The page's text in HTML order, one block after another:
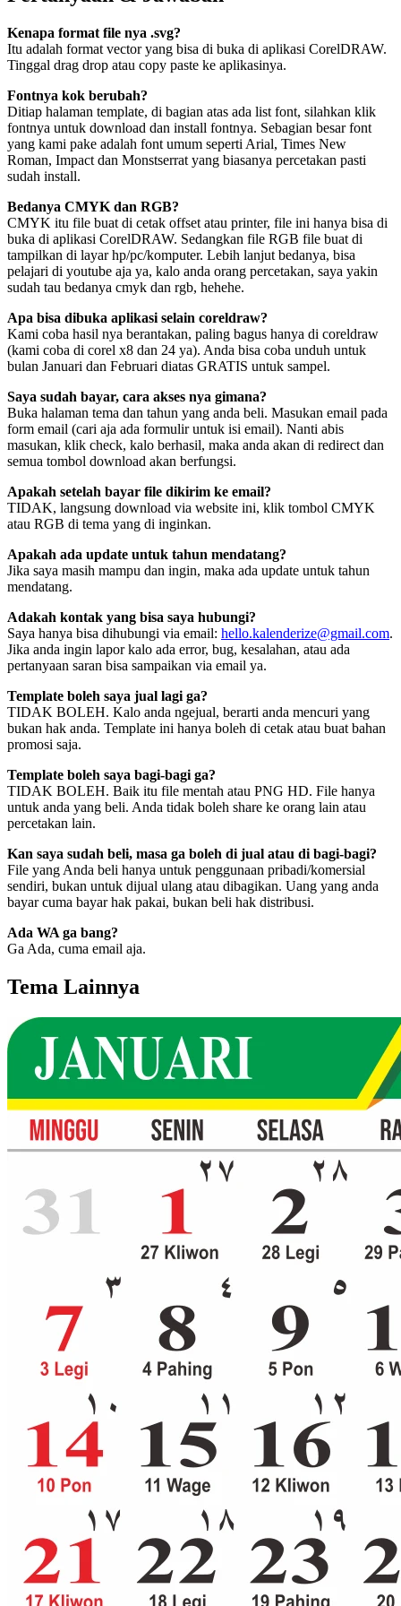
Kenapa format file nya .svg?
Itu adalah format vector yang bisa di buka di aplikasi CorelDRAW.
Tinggal drag drop atau copy paste ke aplikasinya.
Fontnya kok berubah?
Ditiap halaman template, di bagian atas ada list font, silahkan klik
fontnya untuk download dan install fontnya. Sebagian besar font
yang kami pake adalah font umum seperti Arial, Times New
Roman, Impact dan Monstserrat yang biasanya percetakan pasti
sudah install.
Bedanya CMYK dan RGB?
CMYK itu file buat di cetak offset atau printer, file ini hanya bisa di
buka di aplikasi CorelDRAW. Sedangkan file RGB file buat di
tampilkan di layar hp/pc/komputer. Lebih lanjut bedanya, bisa
pelajari di youtube aja ya, kalo anda orang percetakan, saya yakin
sudah tau bedanya cmyk dan rgb, hehehe.
Apa bisa dibuka aplikasi selain coreldraw?
Kami coba hasil nya berantakan, paling bagus hanya di coreldraw
(kami coba di corel x8 dan 24 ya). Anda bisa coba unduh untuk
bulan Januari dan Februari diatas GRATIS untuk sampel.
Saya sudah bayar, cara akses nya gimana?
Buka halaman tema dan tahun yang anda beli. Masukan email pada
form email (cari aja ada formulir untuk isi email). Nanti abis
masukan, klik check, kalo berhasil, maka anda akan di redirect dan
semua tombol download akan berfungsi.
Apakah setelah bayar file dikirim ke email?
TIDAK, langsung download via website ini, klik tombol CMYK
atau RGB di tema yang di inginkan.
Apakah ada update untuk tahun mendatang?
Jika saya masih mampu dan ingin, maka ada update untuk tahun
mendatang.
Adakah kontak yang bisa saya hubungi?
Saya hanya bisa dihubungi via email: hello.kalenderize@gmail.com.
Jika anda ingin lapor kalo ada error, bug, kesalahan, atau ada
pertanyaan saran bisa sampaikan via email ya.
Template boleh saya jual lagi ga?
TIDAK BOLEH. Kalo anda ngejual, berarti anda mencuri yang
bukan hak anda. Template ini hanya boleh di cetak atau buat bahan
promosi saja.
Template boleh saya bagi-bagi ga?
TIDAK BOLEH. Baik itu file mentah atau PNG HD. File hanya
untuk anda yang beli. Anda tidak boleh share ke orang lain atau
percetakan lain.
Kan saya sudah beli, masa ga boleh di jual atau di bagi-bagi?
File yang Anda beli hanya untuk penggunaan pribadi/komersial
sendiri, bukan untuk dijual ulang atau dibagikan. Uang yang anda
bayar cuma bayar hak pakai, bukan beli hak distribusi.
Ada WA ga bang?
Ga Ada, cuma email aja.
Tema Lainnya